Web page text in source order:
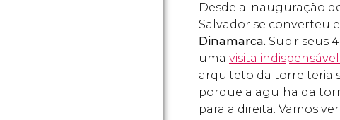
Desde a inauguração
Salvador se converteu
Dinamarca. Subir seus
uma visita
arquiteto da torre teria
porque a agulha da
para a direita. Vamos